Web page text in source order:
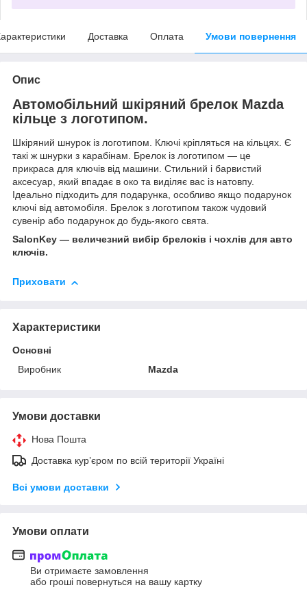
Доставка Оплата Умови повернення
Опис
Автомобільний шкіряний брелок Mazda
кільце з логотипом.
Шкіряний шнурок із логотипом. Ключі кріпляться на кільцях. Є
такі ж шнурки з карабінам. Брелок із логотипом — це
прикраса для ключів від машини. Стильний і барвистий
аксесуар, який впадає в око та виділяє вас із натовпу.
Ідеально підходить для подарунка, особливо якщо подарунок
ключі від автомобіля. Брелок з логотипом також чудовий
сувенір або подарунок до будь-якого свята.
SalonKey — величезний вибір брелоків і чохлів для авто
ключів.
Приховати
Характеристики
Основні
Виробник
Mazda
Умови доставки
Нова Пошта
Доставка кур’єром по всій території Україні
Всі умови доставки
Умови оплати
Ви отримаєте замовлення
або гроші повернуться на вашу картку